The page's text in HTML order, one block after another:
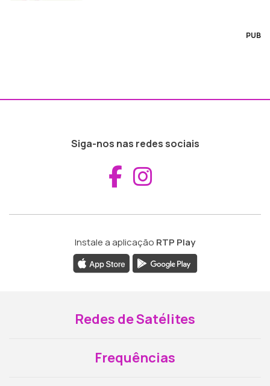
PUB
Siga-nos nas redes sociais
Aceder ao
Instale a aplicação RTP Play
Redes de Satélites
Frequências